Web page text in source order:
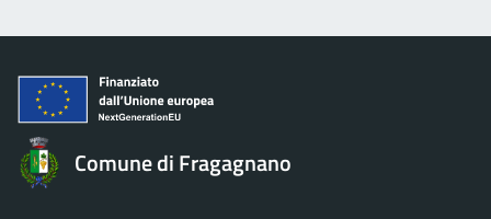
Comune di Fragagnano